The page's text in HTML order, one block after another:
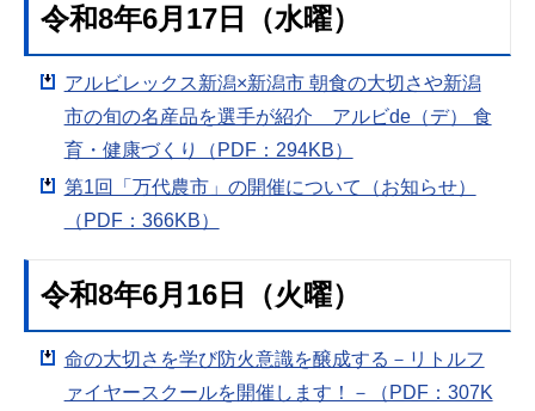
令和8年6月17日（水曜）
アルビレックス新潟×新潟市 朝食の大切さや新潟
市の旬の名産品を選手が紹介 アルビde（デ） 食
育・健康づくり（PDF：294KB）
第1回「万代農市」の開催について（お知らせ）
（PDF：366KB）
令和8年6月16日（火曜）
命の大切さを学び防火意識を醸成する－リトルフ
ァイヤースクールを開催します！－（PDF：307K